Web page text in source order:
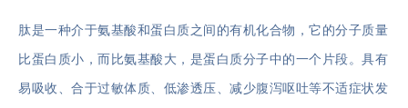
肽是一种介于氨基酸和蛋白质之间的有机化合物，它的分子质量
比蛋白质小，而比氨基酸大，是蛋白质分子中的一个片段。具有
易吸收、合于过敏体质、低渗透压、减少腹泻呕吐等不适症状发